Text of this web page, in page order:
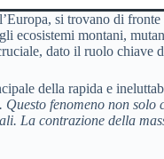
si trovano di
ecosistemi montani,
dato il ruolo chiave
della rapida e
fenomeno non
La contrazione della